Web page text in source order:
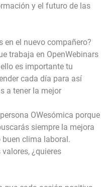
y el futuro de las
en el nuevo compañero?
trabaja en OpenWebinars
es importante tu
cada día para así
a tener la mejor
OWesómica porque
siempre la mejora
clima laboral.
¿quieres